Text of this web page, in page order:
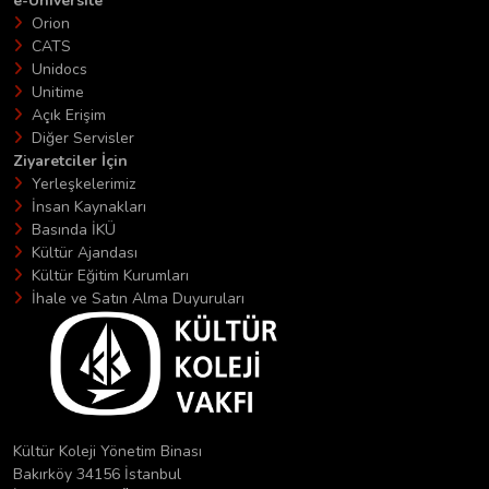
Orion
CATS
Unidocs
Unitime
Açık Erişim
Diğer Servisler
Ziyaretciler İçin
Yerleşkelerimiz
İnsan Kaynakları
Basında İKÜ
Kültür Ajandası
Kültür Eğitim Kurumları
İhale ve Satın Alma Duyuruları
Kültür Koleji Yönetim Binası
Bakırköy 34156 İstanbul